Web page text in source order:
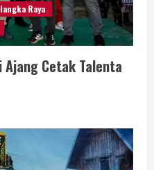
Raya
Ajang Cetak Talenta